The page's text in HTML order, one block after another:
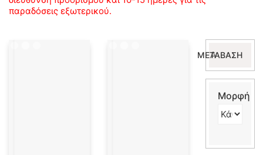
παραδόσεις εξωτερικού.
για:
ΜΕΤΆΒΑΣΗ
Μορφή